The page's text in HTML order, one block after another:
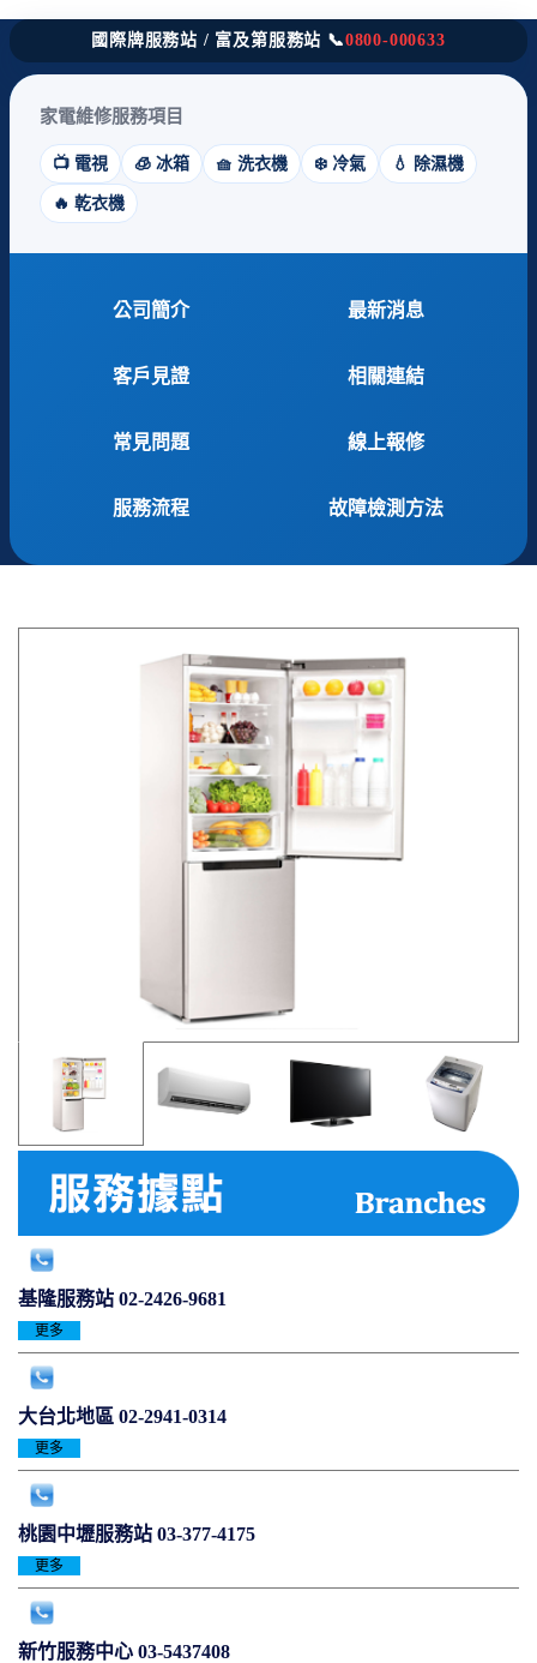
國際牌服務站 / 富及第服務站 📞0800-000633
家電維修服務項目
📺 電視 🧊 冰箱 🧺 洗衣機 ❄️ 冷氣 💧 除濕機
🔥 乾衣機
公司簡介 最新消息
客戶見證 相關連結
常見問題 線上報修
服務流程 故障檢測方法
基隆服務站 02-2426-9681
更多
大台北地區 02-2941-0314
更多
桃園中壢服務站 03-377-4175
更多
新竹服務中心 03-5437408